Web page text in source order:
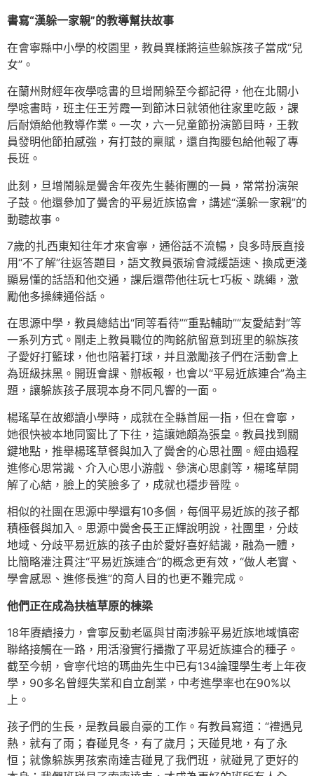
書寫“漢躲一家親”的教導幫扶故事
在會寧縣中小學的校園里，教員異樣將這些躲族孩子當成“兒
女”。
在蘭州財經年夜學唸書的旦增鬧躲至今都記得，他在北關小
學唸書時，班主任王芳霞一到節沐日就領他往家里吃飯，課
后耐煩給他教導作業。一次，六一兒童節扮演節目時，王教
員發明他節拍感強，有打鼓的稟賦，還自掏腰包給他報了專
長班。
此刻，旦增鬧躲是黌舍年夜先生藝術團的一員，常常扮演架
子鼓。他還參加了黌舍的平易近族協會，講述“漢躲一家親”的
動聽故事。
7歲的扎西東知往年才來會寧，通俗話不流暢，良多時辰直接
用“不了解”往返答題目，語文教員張瑜會減緩語速、換成更淺
顯易懂的話語和他交通，課后還帶他往玩七巧板、跳繩，激
勵他多操練通俗話。
在思源中學，教員總結出“同等看待”“重點輔助”“友愛結對”等
一系列方式。剛走上教員職位的陶銘航留意到班里的躲族孩
子愛好打籃球，他也陪著打球，并且激勵孩子們在活動會上
為班級抹黑。開班會課、辦板報，也會以“平易近族連合”為主
題，讓躲族孩子展現本身不同凡響的一面。
楊瑤草在故鄉讀小學時，成就在全縣首屈一指，但在會寧，
她很快被本地同窗比了下往，這讓她頗為張皇。教員找到關
鍵地點，推舉楊瑤草餐與加入了黌舍的心思社團。經由過程
進修心思常識、介入心思小游戲、參演心思劇等，楊瑤草開
解了心結，臉上的笑臉多了，成就也穩步晉陞。
相似的社團在思源中學還有10多個，每個平易近族的孩子都
積極餐與加入。思源中黌舍長王正輝說明說，社團里，分歧
地域、分歧平易近族的孩子由於愛好喜好結識，融為一體，
比簡略灌注貫注“平易近族連合”的概念更有效，“做人老實、
學會感恩、進修長進”的育人目的也更不難完成。
他們正在成為扶植草原的棟梁
18年賡續接力，會寧反動老區與甘南涉躲平易近族地域慎密
聯絡接觸在一路，用活潑實行播撒了平易近族連合的種子。
截至今朝，會寧代培的瑪曲先生中已有134論理學生考上年夜
學，90多名曾經失業和自立創業，中考進學率也在90%以
上。
孩子們的生長，是教員最自豪的工作。有教員寫道：“禮遇見
熱，就有了雨；春碰見冬，有了歲月；天碰見地，有了永
恒；就像躲族男孩索南達吉碰見了我們班，就碰見了更好的